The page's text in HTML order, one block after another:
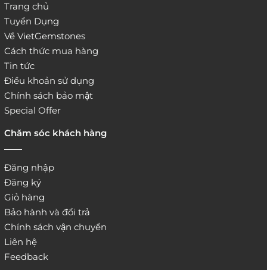
Trang chủ
Tuyển Dụng
Về VietGemstones
Cách thức mua hàng
Tin tức
Điều khoản sử dụng
Chính sách bảo mật
Special Offer
Chăm sóc khách hàng
Đăng nhập
Đăng ký
Giỏ hàng
Bảo hành và đổi trả
Chính sách vận chuyển
Liên hệ
Feedback